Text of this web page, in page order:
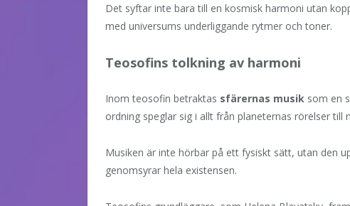
Det syftar inte bara till en kosmisk harmoni utan
med universums underliggande rytmer och toner.
Teosofins tolkning av harmoni
Inom teosofin betraktas sfärernas musik som en
ordning speglar sig i allt från planeternas rörelser till
Musiken är inte hörbar på ett fysiskt sätt, utan den
genomsyrar hela existensen.